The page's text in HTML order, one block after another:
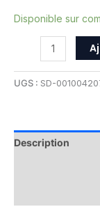
Disponible sur
UGS : SD-
Description